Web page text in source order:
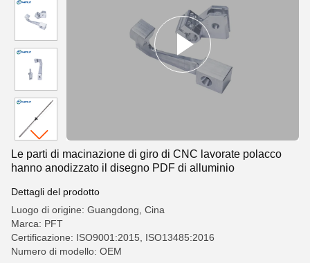
Le parti di macinazione di giro di CNC lavorate polacco
hanno anodizzato il disegno PDF di alluminio
Dettagli del prodotto
Luogo di origine: Guangdong, Cina
Marca: PFT
Certificazione: ISO9001:2015, ISO13485:2016
Numero di modello: OEM